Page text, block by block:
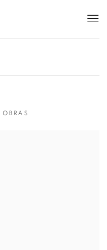
OBRAS